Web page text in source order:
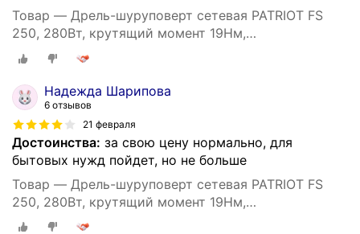
Товар — Дрель-шуруповерт сетевая PATRIOT FS
250, 280Вт, крутящий момент 19Нм,
быстрозажимной патрон
Надежда Шарипова
6 отзывов
21 февраля
Достоинства: за свою цену нормально, для
бытовых нужд пойдет, но не больше
Товар — Дрель-шуруповерт сетевая PATRIOT FS
250, 280Вт, крутящий момент 19Нм,
быстрозажимной патрон